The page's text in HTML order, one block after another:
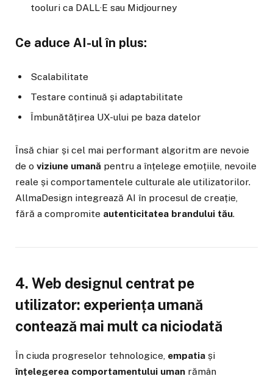
tooluri ca DALL·E sau Midjourney
Ce aduce AI-ul în plus:
Scalabilitate
Testare continuă și adaptabilitate
Îmbunătățirea UX-ului pe baza datelor
Însă chiar și cel mai performant algoritm are nevoie
de o viziune umană pentru a înțelege emoțiile, nevoile
reale și comportamentele culturale ale utilizatorilor.
AllmaDesign integrează AI în procesul de creație,
fără a compromite autenticitatea brandului tău.
4. Web designul centrat pe
utilizator: experiența umană
contează mai mult ca niciodată
În ciuda progreselor tehnologice, empatia și
înțelegerea comportamentului uman rămân